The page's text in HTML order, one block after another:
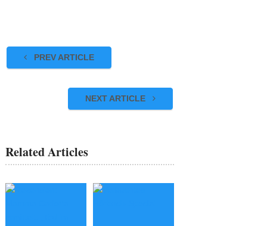
PREV ARTICLE
NEXT ARTICLE
Related Articles